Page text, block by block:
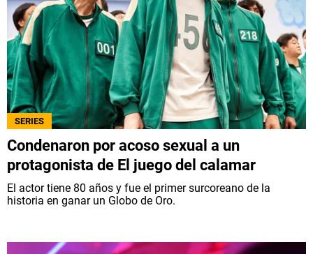
SERIES
Condenaron por acoso sexual a un
protagonista de El juego del calamar
El actor tiene 80 años y fue el primer surcoreano de la
historia en ganar un Globo de Oro.